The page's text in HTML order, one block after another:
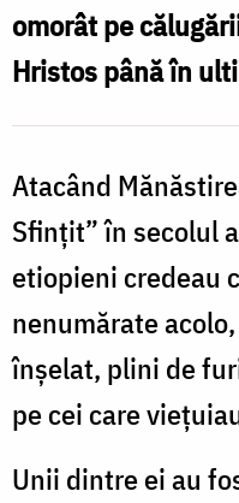
‒
drumul
spre
sfințenie
omorât pe
Hristos până în
Atacând
Sfințit” în secolul
etiopieni credeau
nenumărate
înșelat, plini de
pe cei care
Unii dintre ei au